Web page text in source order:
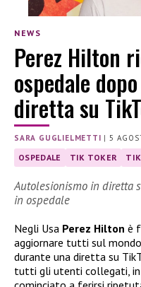
NEWS
Perez Hilton
ospedale
diretta su
SARA GUGLIELMETTI |5
OSPEDALE TIK TOKER
Autolesionismo in diretta
in ospedale
Negli Usa Perez Hilton è
aggiornare tutti sul
durante una diretta su
tutti gli utenti collegati,